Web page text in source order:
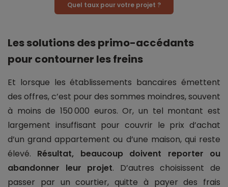
Quel taux pour votre projet ?
Les solutions des primo-accédants
pour contourner les freins
Et lorsque les établissements bancaires émettent
des offres, c’est pour des sommes moindres, souvent
à moins de 150 000 euros. Or, un tel montant est
largement insuffisant pour couvrir le prix d’achat
d’un grand appartement ou d’une maison, qui reste
élevé. Résultat, beaucoup doivent reporter ou
abandonner leur projet. D’autres choisissent de
passer par un courtier, quitte à payer des frais